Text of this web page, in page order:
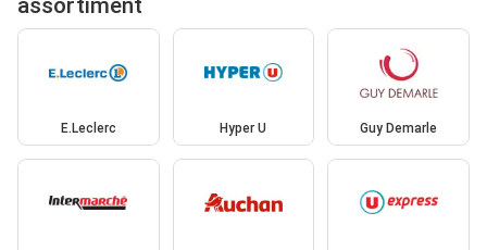
assortiment
E.Leclerc Hyper U Guy Demarle